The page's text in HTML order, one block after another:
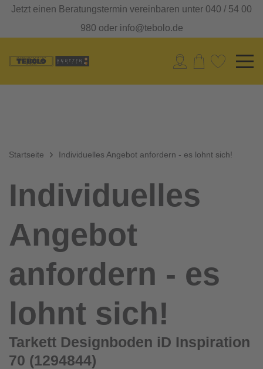
Jetzt einen Beratungstermin vereinbaren unter 040 / 54 00
980 oder info@tebolo.de
Startseite Individuelles Angebot anfordern - es lohnt sich!
Individuelles
Angebot
anfordern - es
lohnt sich!
Tarkett Designboden iD Inspiration
70 (1294844)